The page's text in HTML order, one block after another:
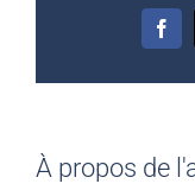
À propos de